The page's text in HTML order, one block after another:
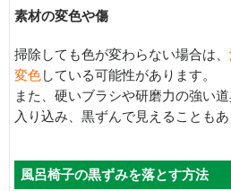
素材の変色や傷
掃除しても色が変わらない場合は、
変色している可能性があります。
また、硬いブラシや研磨力の強い
入り込み、黒ずんで見えることもあ
風呂椅子の黒ずみを落とす方法